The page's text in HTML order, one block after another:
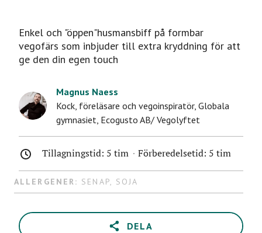
Enkel och "öppen"husmansbiff på formbar
vegofärs som inbjuder till extra kryddning för att
ge den din egen touch
Magnus Naess
Kock, föreläsare och vegoinspiratör, Globala
gymnasiet, Ecogusto AB/ Vegolyftet
Tillagningstid: 5 tim Förberedelsetid: 5 tim
ALLERGENER: SENAP, SOJA
DELA